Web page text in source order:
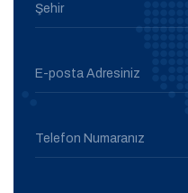
Şehir
E-posta Adresiniz
Telefon Numaranız